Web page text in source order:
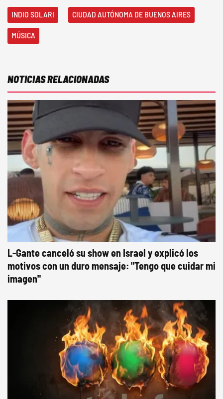
INDIO SOLARI CIUDAD AUTÓNOMA DE BUENOS AIRES
MÚSICA
NOTICIAS RELACIONADAS
L-Gante canceló su show en Israel y explicó los
motivos con un duro mensaje: "Tengo que cuidar mi
imagen"